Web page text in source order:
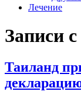
Лечение
Записи
Таиланд